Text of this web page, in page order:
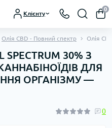
Клієнту
0
Олія CBD - Повний спектр Олія
SPECTRUM 30% З
ДЛЯ
ОРГАНІЗМУ —
0